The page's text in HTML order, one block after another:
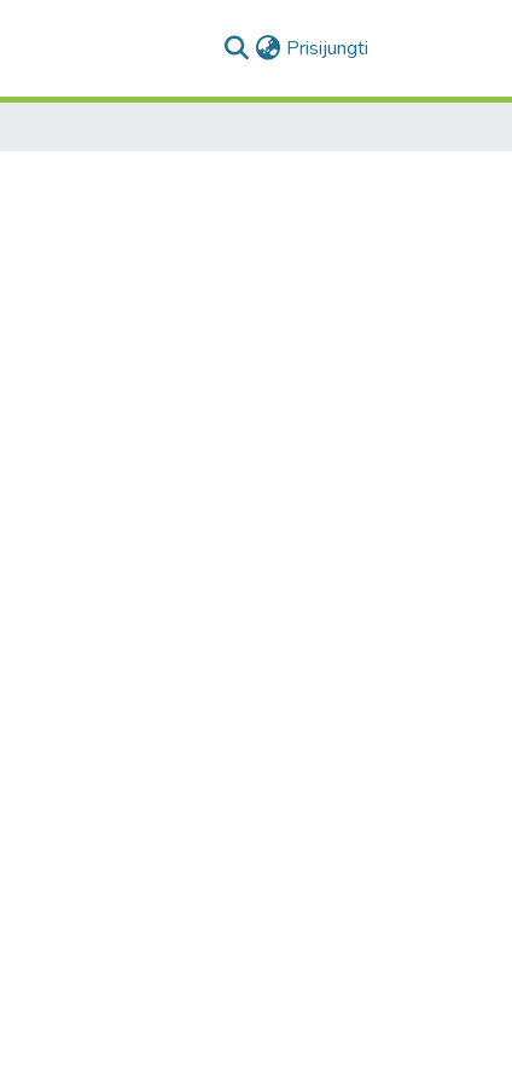
Prisijungti